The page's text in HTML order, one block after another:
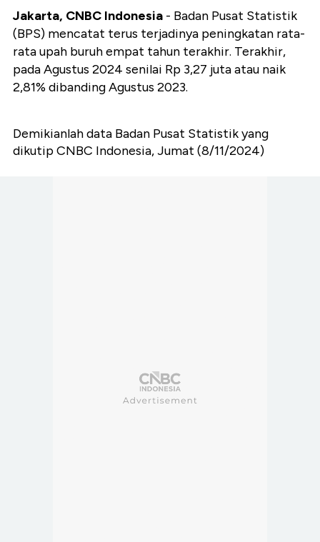
Jakarta, CNBC Indonesia - Badan Pusat Statistik
(BPS) mencatat terus terjadinya peningkatan rata-
rata upah buruh empat tahun terakhir. Terakhir,
pada Agustus 2024 senilai Rp 3,27 juta atau naik
2,81% dibanding Agustus 2023.
Demikianlah data Badan Pusat Statistik yang
dikutip CNBC Indonesia, Jumat (8/11/2024)